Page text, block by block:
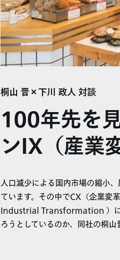
桐山 晋×下川 政人 対談
100年先を
ンIX（産業
人口減少による国内市場の縮小
ています。その中でCX（企業
Industrial Transformation ）に
ろうとしているのか、同社の桐